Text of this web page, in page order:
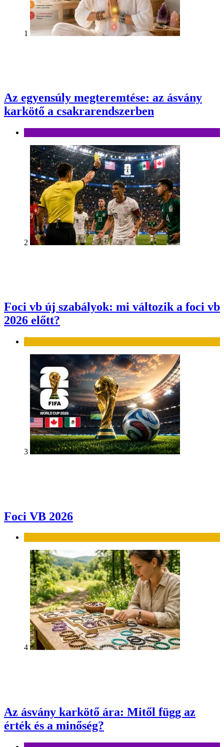
1
Az egyensúly megteremtése: az ásvány
karkötő a csakrarendszerben
2
Foci vb új szabályok: mi változik a foci vb
2026 előtt?
3
Foci VB 2026
4
Az ásvány karkötő ára: Mitől függ az
érték és a minőség?